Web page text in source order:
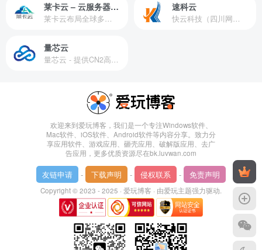
莱卡云 – 云服务器提供商
莱卡云布局全球多个地理区域。提供服务有：境外云服务器、国内云服务器、独立服务器、服务器托管、CDN、SSL证书、游戏服务器等业务。
速科云
快云科技（四川网联快云科技有限公司）成立于2021年，主营互联网业务平台服务提供商。公司专注为用户提供低价高性能云计算产品，致力于云计算应用的易用性开发，并引导云计算在国内普及
量芯云
量芯云 - 提供CN2高速香港美国云服务器&专业高防服务器租用等云服务器供应商
欢迎来到爱玩博客，我们是一个专注Windows软件、
Mac软件、iOS软件、Android软件等内容分享。致力分
享应用软件、游戏应用、砸壳应用、破解版应用、去广
告应用，更多优质资源尽在bk.luvwan.com
友链申请 - 下载声明 - 侵权联系 - 免责声明
Copyright © 2023 - 2025 · 爱玩博客 · 由爱玩主题强力驱动.